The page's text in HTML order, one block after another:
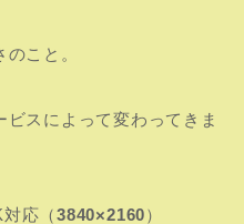
こと。
スによって変わってきま
応（3840×2160）